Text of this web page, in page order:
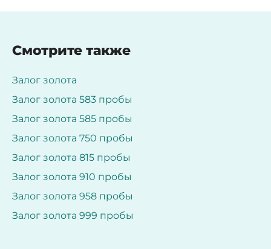
Смотрите также
Залог золота
Залог золота 583 пробы
Залог золота 585 пробы
Залог золота 750 пробы
Залог золота 815 пробы
Залог золота 910 пробы
Залог золота 958 пробы
Залог золота 999 пробы